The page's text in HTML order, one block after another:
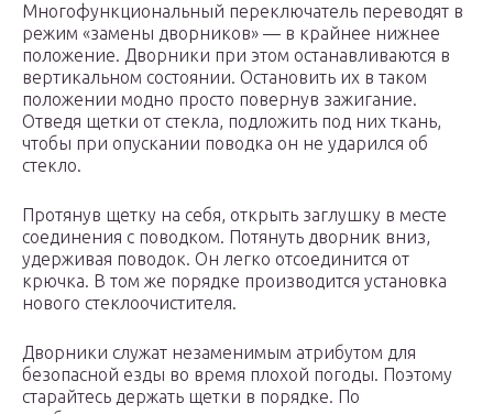
Многофункциональный переключатель переводят в
режим «замены дворников» — в крайнее нижнее
положение. Дворники при этом останавливаются в
вертикальном состоянии. Остановить их в таком
положении модно просто повернув зажигание.
Отведя щетки от стекла, подложить под них ткань,
чтобы при опускании поводка он не ударился об
стекло.
Протянув щетку на себя, открыть заглушку в месте
соединения с поводком. Потянуть дворник вниз,
удерживая поводок. Он легко отсоединится от
крючка. В том же порядке производится установка
нового стеклоочистителя.
Дворники служат незаменимым атрибутом для
безопасной езды во время плохой погоды. Поэтому
старайтесь держать щетки в порядке. По